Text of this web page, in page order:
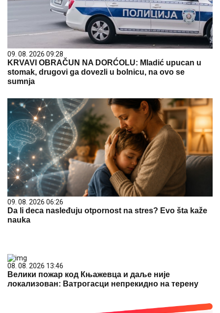
09. 08. 2026 09:28
KRVAVI OBRAČUN NA DORĆOLU: Mladić upucan u
stomak, drugovi ga dovezli u bolnicu, na ovo se
sumnja
09. 08. 2026 06:26
Da li deca nasleđuju otpornost na stres? Evo šta kaže
nauka
08. 08. 2026 13:46
Велики пожар код Књажевца и даље није
локализован: Ватрогасци непрекидно на терену